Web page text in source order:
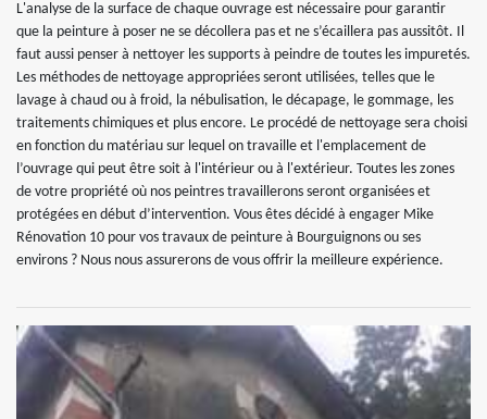
L'analyse de la surface de chaque ouvrage est nécessaire pour garantir
que la peinture à poser ne se décollera pas et ne s’écaillera pas aussitôt. Il
faut aussi penser à nettoyer les supports à peindre de toutes les impuretés.
Les méthodes de nettoyage appropriées seront utilisées, telles que le
lavage à chaud ou à froid, la nébulisation, le décapage, le gommage, les
traitements chimiques et plus encore. Le procédé de nettoyage sera choisi
en fonction du matériau sur lequel on travaille et l'emplacement de
l’ouvrage qui peut être soit à l'intérieur ou à l'extérieur. Toutes les zones
de votre propriété où nos peintres travaillerons seront organisées et
protégées en début d’intervention. Vous êtes décidé à engager Mike
Rénovation 10 pour vos travaux de peinture à Bourguignons ou ses
environs ? Nous nous assurerons de vous offrir la meilleure expérience.